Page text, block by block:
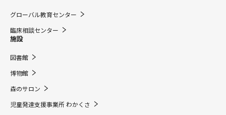
グローバル教育センター
臨床相談センター
施設
図書館
博物館
森のサロン
児童発達支援事業所 わかくさ